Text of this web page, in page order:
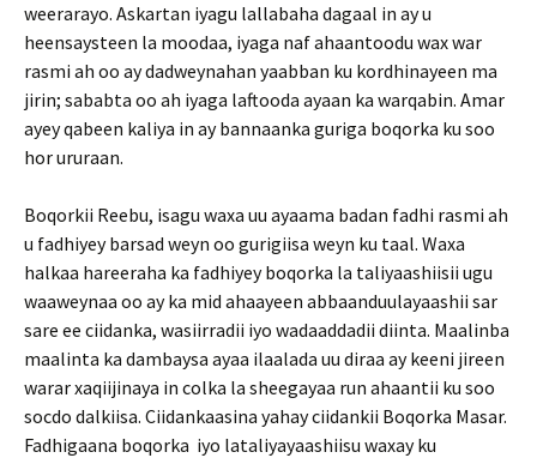
weerarayo. Askartan iyagu lallabaha dagaal in ay u
heensaysteen la moodaa, iyaga naf ahaantoodu wax war
rasmi ah oo ay dadweynahan yaabban ku kordhinayeen ma
jirin; sababta oo ah iyaga laftooda ayaan ka warqabin. Amar
ayey qabeen kaliya in ay bannaanka guriga boqorka ku soo
hor ururaan.
Boqorkii Reebu, isagu waxa uu ayaama badan fadhi rasmi ah
u fadhiyey barsad weyn oo gurigiisa weyn ku taal. Waxa
halkaa hareeraha ka fadhiyey boqorka la taliyaashiisii ugu
waaweynaa oo ay ka mid ahaayeen abbaanduulayaashii sar
sare ee ciidanka, wasiirradii iyo wadaaddadii diinta. Maalinba
maalinta ka dambaysa ayaa ilaalada uu diraa ay keeni jireen
warar xaqiijinaya in colka la sheegayaa run ahaantii ku soo
socdo dalkiisa. Ciidankaasina yahay ciidankii Boqorka Masar.
Fadhigaana boqorka iyo lataliyayaashiisu waxay ku